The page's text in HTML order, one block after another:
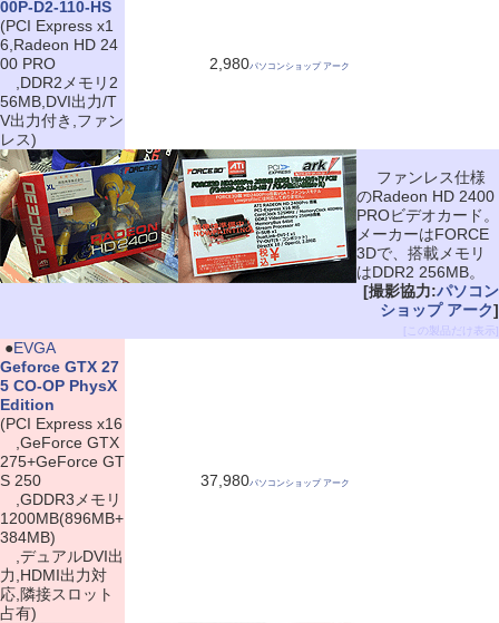
00P-D2-110-HS
(PCI Express x1
6,Radeon HD 24
00 PRO
,DDR2メモリ2
56MB,DVI出力/T
V出力付き,ファン
レス)
2,980パソコンショップ アーク
ファンレス仕様
のRadeon HD 2400
PROビデオカード。
メーカーはFORCE
3Dで、搭載メモリ
はDDR2 256MB。
[撮影協力:パソコン
ショップ アーク]
[この製品だけ表示]
●EVGA
Geforce GTX 27
5 CO-OP PhysX
Edition
(PCI Express x16
,GeForce GTX
275+GeForce GT
S 250
,GDDR3メモリ
1200MB(896MB+
384MB)
,デュアルDVI出
力,HDMI出力対
応,隣接スロット
占有)
37,980パソコンショップ アーク